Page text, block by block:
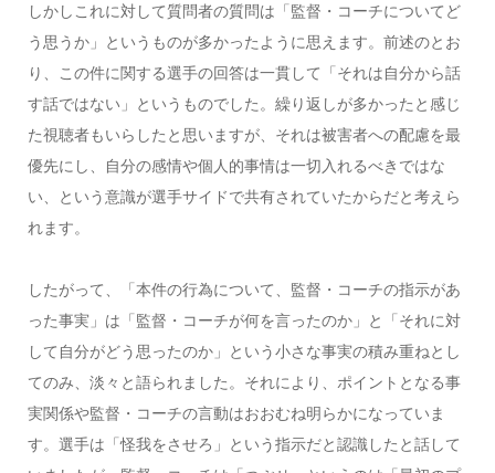
しかしこれに対して質問者の質問は「監督・コーチについてど
う思うか」というものが多かったように思えます。前述のとお
り、この件に関する選手の回答は一貫して「それは自分から話
す話ではない」というものでした。繰り返しが多かったと感じ
た視聴者もいらしたと思いますが、それは被害者への配慮を最
優先にし、自分の感情や個人的事情は一切入れるべきではな
い、という意識が選手サイドで共有されていたからだと考えら
れます。
したがって、「本件の行為について、監督・コーチの指示があ
った事実」は「監督・コーチが何を言ったのか」と「それに対
して自分がどう思ったのか」という小さな事実の積み重ねとし
てのみ、淡々と語られました。それにより、ポイントとなる事
実関係や監督・コーチの言動はおおむね明らかになっていま
す。選手は「怪我をさせろ」という指示だと認識したと話して